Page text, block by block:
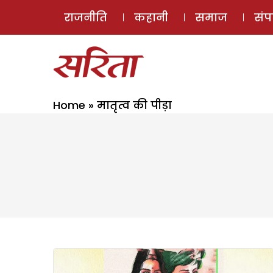
राजनीति कहानी समाज
Home » मातृत्व की पीड़ा